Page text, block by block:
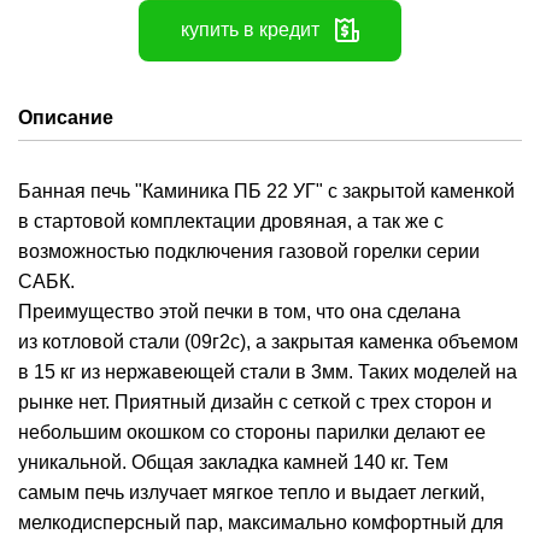
купить в кредит
Описание
Банная печь "Каминика ПБ 22 УГ" с закрытой каменкой
в стартовой комплектации дровяная, а так же с
возможностью подключения газовой горелки серии
САБК.
Преимущество этой печки в том, что она сделана
из котловой стали (09г2с), а закрытая каменка объемом
в 15 кг из нержавеющей стали в 3мм. Таких моделей на
рынке нет. Приятный дизайн с сеткой с трех сторон и
небольшим окошком со стороны парилки делают ее
уникальной. Общая закладка камней 140 кг. Тем
самым печь излучает мягкое тепло и выдает легкий,
мелкодисперсный пар, максимально комфортный для